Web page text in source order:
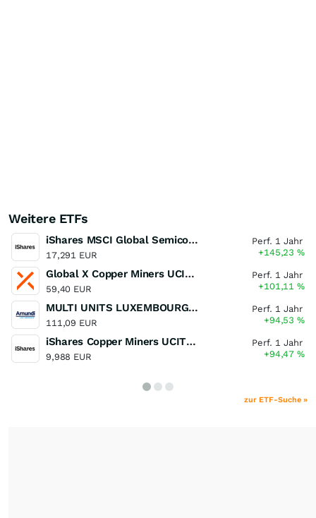
Weitere ETFs
iShares MSCI Global Semiconductors UCITS ETF USD (Acc)
17,291 EUR
Perf. 1 Jahr
+145,23%
Global X Copper Miners UCITS ETF USD Acc
59,40 EUR
Perf. 1 Jahr
+101,11%
MULTI UNITS LUXEMBOURG - Lyxor MSCI Semiconductors ESG Filtered
111,09 EUR
Perf. 1 Jahr
+94,53%
iShares Copper Miners UCITS ETF
9,988 EUR
Perf. 1 Jahr
+94,47%
zur ETF-Suche »